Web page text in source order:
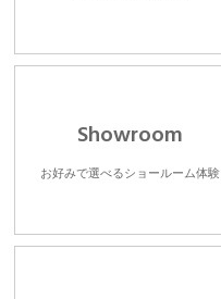
Showroom
お好みで選べるショールーム体験